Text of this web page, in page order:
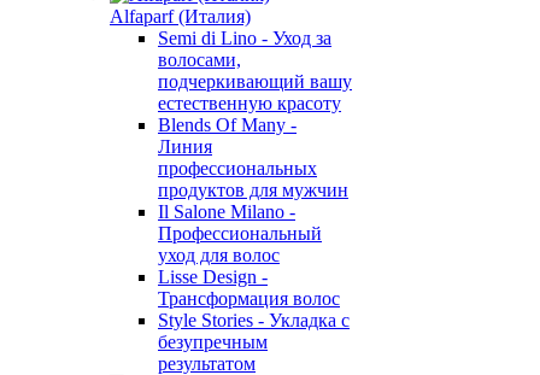
Alfaparf (Италия)
Semi di Lino - Уход за
волосами,
подчеркивающий вашу
естественную красоту
Blends Of Many -
Линия
профессиональных
продуктов для мужчин
Il Salone Milano -
Профессиональный
уход для волос
Lisse Design -
Трансформация волос
Style Stories - Укладка с
безупречным
результатом